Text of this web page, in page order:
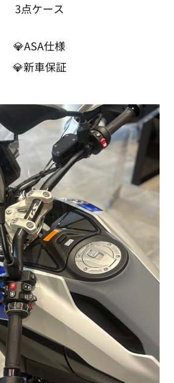
3点ケース
💎ASA仕様
💎新車保証